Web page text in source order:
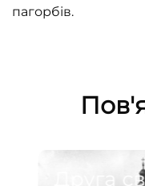
пагорбів.
Друга